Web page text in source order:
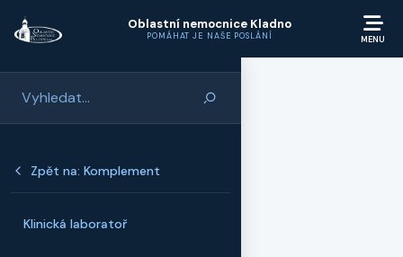
Oblastní nemocnice Kladno
POMÁHAT JE NAŠE POSLÁNÍ
Zpět na: Komplement
Klinická laboratoř